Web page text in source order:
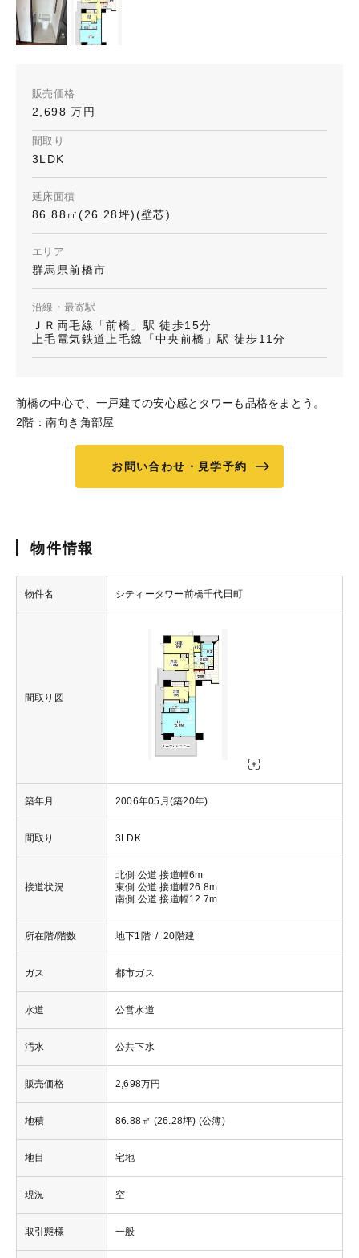
販売価格
2,698 万円
間取り
3LDK
延床面積
86.88㎡(26.28坪)(壁芯)
エリア
群馬県前橋市
沿線・最寄駅
ＪＲ両毛線「前橋」駅 徒歩15分
上毛電気鉄道上毛線「中央前橋」駅 徒歩11分
前橋の中心で、一戸建ての安心感とタワーも品格をまとう。
2階：南向き角部屋
お問い合わせ・見学予約
物件情報
物件名 シティータワー前橋千代田町
間取り図
築年月 2006年05月(築20年)
間取り 3LDK
接道状況
北側 公道 接道幅6m
東側 公道 接道幅26.8m
南側 公道 接道幅12.7m
所在階/階数 地下1階 / 20階建
ガス 都市ガス
水道 公営水道
汚水 公共下水
販売価格 2,698万円
地積 86.88㎡ (26.28坪) (公簿)
地目 宅地
現況 空
取引態様 一般